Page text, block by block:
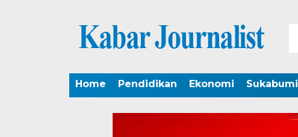
Home Pendidikan Ekonomi Sukabumi